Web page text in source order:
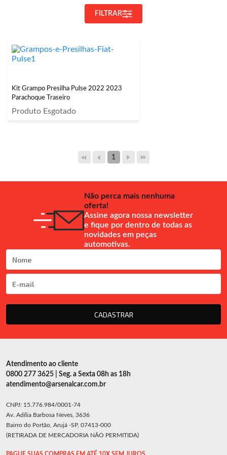
FILTRAR
Kit Grampo Presilha Pulse 2022 2023
Parachoque Traseiro
Produto Esgotado
1
Não perca mais nenhuma
oferta!
Assine agora nossa newsletter
e fique por dentro de todas as
novidades em peças
automotivas.
CADASTRAR
Atendimento ao cliente
0800 277 3625 | Seg. a Sexta 08h as 18h
atendimento@arsenalcar.com.br
CNPJ: 15.776.984/0001-74
Av. Adília Barbosa Neves, 3636
Bairro do Portão, Arujá -SP, 07413-000
(RETIRADA DE MERCADORIA NÃO PERMITIDA)